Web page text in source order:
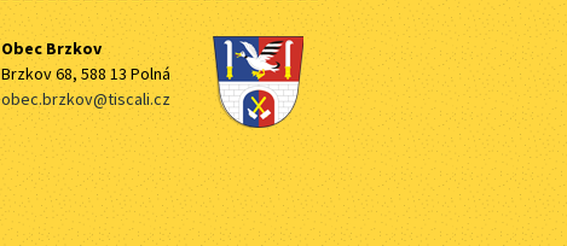
Obec Brzkov
Brzkov 68, 588 13 Polná
obec.brzkov@tiscali.cz